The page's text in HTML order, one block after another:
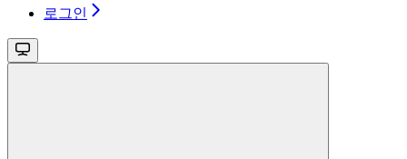
로그인